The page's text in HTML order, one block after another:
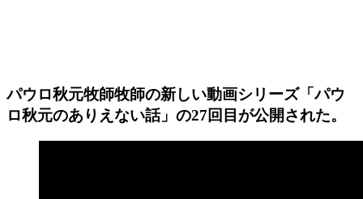
パウロ秋元牧師牧師の新しい動画シリーズ「パウ
ロ秋元のありえない話」の27回目が公開された。